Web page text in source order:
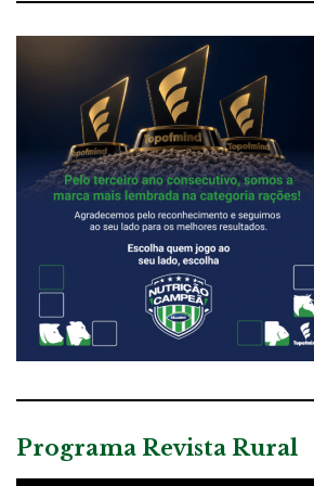
Programa Revista Rural